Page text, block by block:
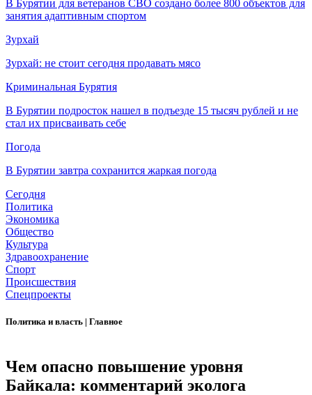
В Бурятии для ветеранов СВО создано более 800 объектов для
занятия адаптивным спортом
Зурхай
Зурхай: не стоит сегодня продавать мясо
Криминальная Бурятия
В Бурятии подросток нашел в подъезде 15 тысяч рублей и не
стал их присваивать себе
Погода
В Бурятии завтра сохранится жаркая погода
Сегодня
Политика
Экономика
Общество
Культура
Здравоохранение
Спорт
Происшествия
Спецпроекты
Политика и власть | Главное
Чем опасно повышение уровня
Байкала: комментарий эколога